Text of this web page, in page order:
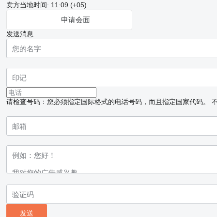
卖方当地时间: 11:09 (+05)
申请会面
发送消息
请检查号码：您必须指定国际格式的电话号码，而且指定国家代码。